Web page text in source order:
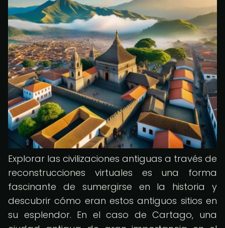
Explorar las civilizaciones antiguas a través de
reconstrucciones virtuales es una forma
fascinante de sumergirse en la historia y
descubrir cómo eran estos antiguos sitios en
su esplendor. En el caso de Cartago, una